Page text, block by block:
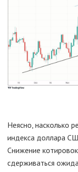
Неясно, насколько
индекса доллара
Снижение
сдерживаться